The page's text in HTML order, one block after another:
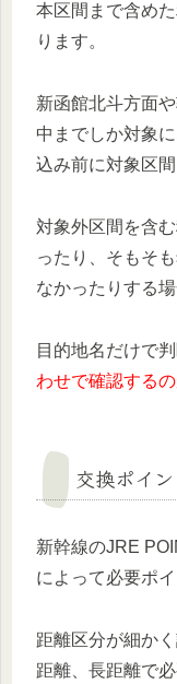
本区間まで含め
ります。
新函館北斗方面
中までしか対象
込み前に対象区
対象外区間を含
ったり、そもそ
なかったりする
目的地名だけで判
わせで確認する
交換ポイ
新幹線のJRE
によって必要ポ
距離区分が細か
距離、長距離で